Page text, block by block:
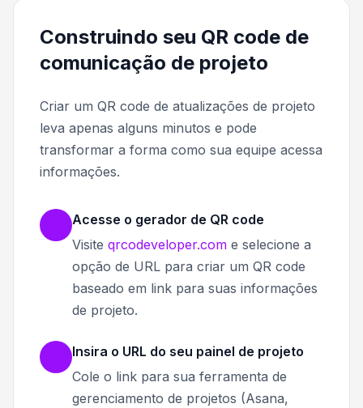
Construindo seu QR code de
comunicação de projeto
Criar um QR code de atualizações de projeto
leva apenas alguns minutos e pode
transformar a forma como sua equipe acessa
informações.
Acesse o gerador de QR code
Visite qrcodeveloper.com e selecione a
opção de URL para criar um QR code
baseado em link para suas informações
de projeto.
Insira o URL do seu painel de projeto
Cole o link para sua ferramenta de
gerenciamento de projetos (Asana,